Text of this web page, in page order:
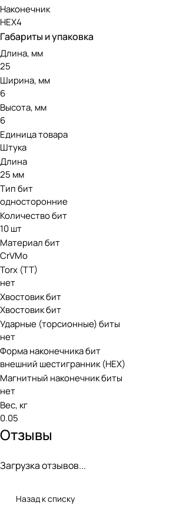
Наконечник
HEX4
Габариты и упаковка
Длина, мм
25
Ширина, мм
6
Высота, мм
6
Единица товара
Штука
Длина
25 мм
Тип бит
односторонние
Количество бит
10 шт
Материал бит
CrVMo
Torx (TT)
нет
Хвостовик бит
Хвостовик бит
Ударные (торсионные) биты
нет
Форма наконечника бит
внешний шестигранник (HEX)
Магнитный наконечник биты
нет
Вес, кг
0.05
Отзывы
Загрузка отзывов...
Назад к списку